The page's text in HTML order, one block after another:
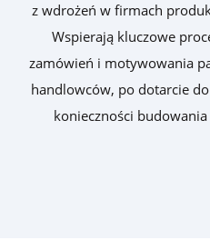
Testuj
Umów
z wdrożeń w firmach
Wspierają kluczowe
zamówień i motywowania
handlowców, po dotarcie
konieczności budowania